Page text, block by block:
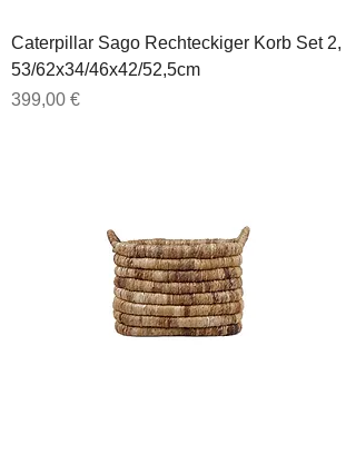
Caterpillar Sago Rechteckiger Korb Set 2,
53/62x34/46x42/52,5cm
Preis
399,00 €